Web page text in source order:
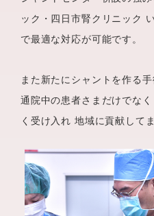
ック・四日市腎クリニック
で最適な対応が可能です。
また新たにシャントを作る手
通院中の患者さまだけでなく
く受け入れ 地域に貢献して